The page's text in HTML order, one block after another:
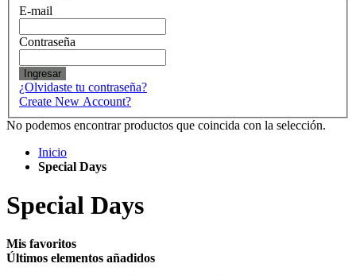
E-mail
Contraseña
Ingresar
¿Olvidaste tu contraseña?
Create New Account?
No podemos encontrar productos que coincida con la selección.
Inicio
Special Days
Special Days
Mis favoritos
Últimos elementos añadidos